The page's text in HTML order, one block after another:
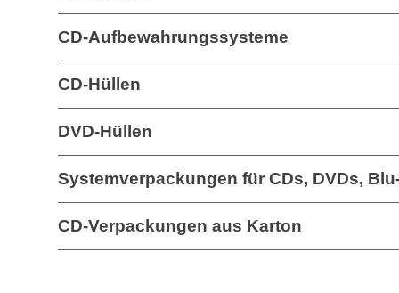
CD-Aufbewahrungssysteme
CD-Hüllen
DVD-Hüllen
Systemverpackungen für CDs, DVDs,
CD-Verpackungen aus Karton